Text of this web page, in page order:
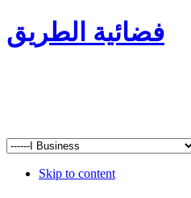
فضائية الطريق
Skip to content